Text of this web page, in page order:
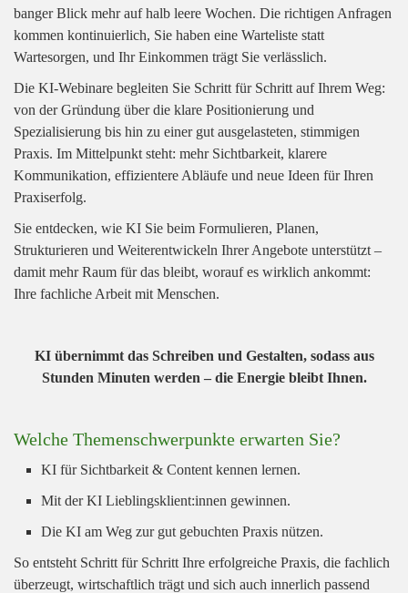
banger Blick mehr auf halb leere Wochen. Die richtigen Anfragen
kommen kontinuierlich, Sie haben eine Warteliste statt
Wartesorgen, und Ihr Einkommen trägt Sie verlässlich.
Die KI-Webinare begleiten Sie Schritt für Schritt auf Ihrem Weg:
von der Gründung über die klare Positionierung und
Spezialisierung bis hin zu einer gut ausgelasteten, stimmigen
Praxis. Im Mittelpunkt steht: mehr Sichtbarkeit, klarere
Kommunikation, effizientere Abläufe und neue Ideen für Ihren
Praxiserfolg.
Sie entdecken, wie KI Sie beim Formulieren, Planen,
Strukturieren und Weiterentwickeln Ihrer Angebote unterstützt –
damit mehr Raum für das bleibt, worauf es wirklich ankommt:
Ihre fachliche Arbeit mit Menschen.
KI übernimmt das Schreiben und Gestalten, sodass aus
Stunden Minuten werden – die Energie bleibt Ihnen.
Welche Themenschwerpunkte erwarten Sie?
KI für Sichtbarkeit & Content kennen lernen.
Mit der KI Lieblingsklient:innen gewinnen.
Die KI am Weg zur gut gebuchten Praxis nützen.
So entsteht Schritt für Schritt Ihre erfolgreiche Praxis, die fachlich
überzeugt, wirtschaftlich trägt und sich auch innerlich passend